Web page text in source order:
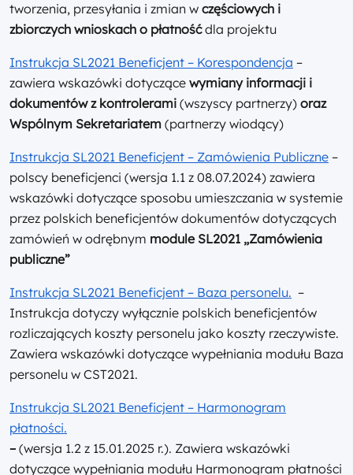
tworzenia, przesyłania i zmian w częściowych i
zbiorczych wnioskach o płatnośćdla projektu
Instrukcja SL2021 Beneficjent – Korespondencja –
zawiera wskazówki dotyczące wymiany informacji i
dokumentów z kontrolerami (wszyscy partnerzy) oraz
Wspólnym Sekretariatem (partnerzy wiodący)
Instrukcja SL2021 Beneficjent – Zamówienia Publiczne –
polscy beneficjenci (wersja 1.1 z 08.07.2024) zawiera
wskazówki dotyczące sposobu umieszczania w systemie
przez polskich beneficjentów dokumentów dotyczących
zamówień w odrębnym module SL2021 „Zamówienia
publiczne”
Instrukcja SL2021 Beneficjent – Baza personelu. –
Instrukcja dotyczy wyłącznie polskich beneficjentów
rozliczających koszty personelu jako koszty rzeczywiste.
Zawiera wskazówki dotyczące wypełniania modułu Baza
personelu w CST2021.
Instrukcja SL2021 Beneficjent – Harmonogram
płatności.
– (wersja 1.2 z 15.01.2025 r.). Zawiera wskazówki
dotyczące wypełniania modułu Harmonogram płatności